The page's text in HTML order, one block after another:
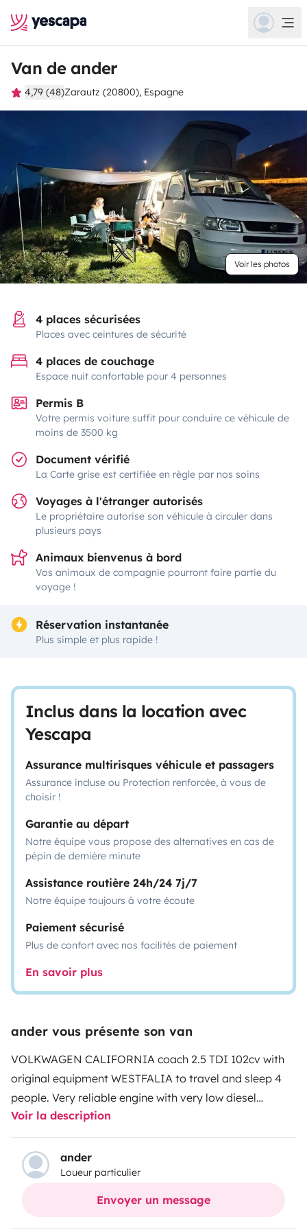
Van de ander
4,79 (48)Zarautz (20800), Espagne
Voir les photos
4 places sécurisées
Places avec ceintures de sécurité
4 places de couchage
Espace nuit confortable pour 4 personnes
Permis B
Votre permis voiture suffit pour conduire ce véhicule de
moins de 3500 kg
Document vérifié
La Carte grise est certifiée en règle par nos soins
Voyages à l'étranger autorisés
Le propriétaire autorise son véhicule à circuler dans
plusieurs pays
Animaux bienvenus à bord
Vos animaux de compagnie pourront faire partie du
voyage !
Réservation instantanée
Plus simple et plus rapide !
Inclus dans la location avec
Yescapa
Assurance multirisques véhicule et passagers
Assurance incluse ou Protection renforcée, à vous de
choisir !
Garantie au départ
Notre équipe vous propose des alternatives en cas de
pépin de dernière minute
Assistance routière 24h/24 7j/7
Notre équipe toujours à votre écoute
Paiement sécurisé
Plus de confort avec nos facilités de paiement
En savoir plus
ander vous présente son van
VOLKWAGEN CALIFORNIA coach 2.5 TDI 102cv with
original equipment WESTFALIA to travel and sleep 4
people. Very reliable engine with very low diesel
consumption (1000km per tank). discount card
asociated to this van when buying diesel. It has a sink,
stationary heating, outdoor shower, refrigerator,
butane gas to cook inside or outside, USB connectors
to charge electronic devices, swivel front seats and a
Voir la description
ander
Loueur particulier
Envoyer un message